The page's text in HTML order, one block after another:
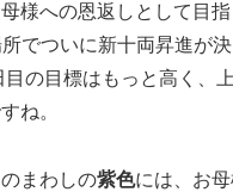
様への恩返しとして目
でついに新十両昇進が
の目標はもっと高く、
ね。
まわしの紫色には、お